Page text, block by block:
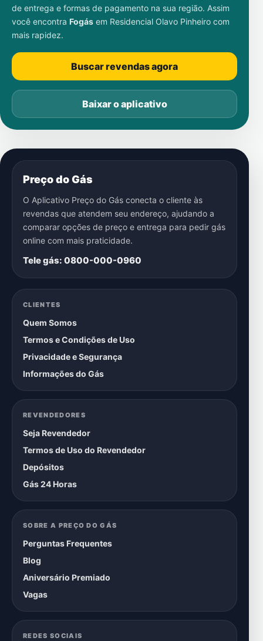
de entrega e formas de pagamento na sua região. Assim
você encontra Fogás em Residencial Olavo Pinheiro com
mais rapidez.
Buscar revendas agora
Baixar o aplicativo
Preço do Gás
O Aplicativo Preço do Gás conecta o cliente às
revendas que atendem seu endereço, ajudando a
comparar opções de preço e entrega para pedir gás
online com mais praticidade.
Tele gás: 0800-000-0960
CLIENTES
Quem Somos
Termos e Condições de Uso
Privacidade e Segurança
Informações do Gás
REVENDEDORES
Seja Revendedor
Termos de Uso do Revendedor
Depósitos
Gás 24 Horas
SOBRE A PREÇO DO GÁS
Perguntas Frequentes
Blog
Aniversário Premiado
Vagas
REDES SOCIAIS